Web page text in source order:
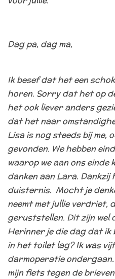
Dag pa, dag ma,
Ik besef dat het een
horen. Sorry dat het op
het ook liever anders
dat het naar
Lisa is nog steeds bij me,
gevonden. We hebben
waarop we aan ons einde
danken aan Lara.
duisternis. Mocht je
neemt met jullie verdriet,
geruststellen. Dit zijn wel
Herinner je die dag dat ik
in het toilet lag? Ik was
darmoperatie
mijn fiets tegen de